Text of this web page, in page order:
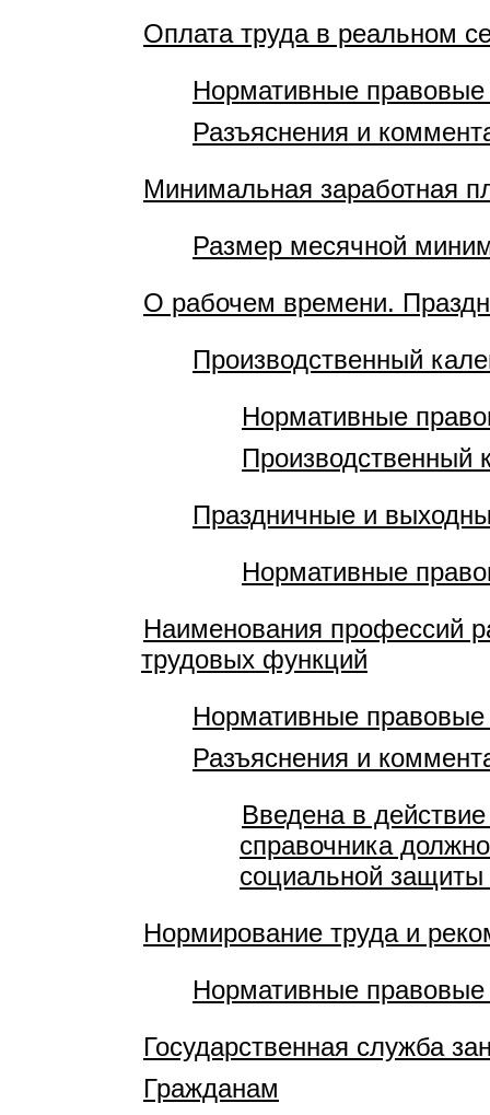
Оплата труда в реальном
Нормативные правовые
Разъяснения и
Минимальная заработная
Размер месячной
О рабочем времени.
Производственный
Нормативные
Производственный
Праздничные и
Нормативные
Наименования профессий
трудовых функций
Нормативные правовые
Разъяснения и
Введена в
справочника
социальной
Нормирование труда и
Нормативные правовые
Государственная служба
Гражданам